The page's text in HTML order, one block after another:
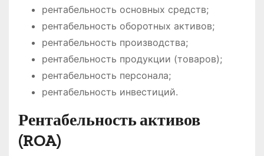
рентабельность основных средств;
рентабельность оборотных активов;
рентабельность производства;
рентабельность продукции (товаров);
рентабельность персонала;
рентабельность инвестиций.
Рентабельность активов
(ROA)